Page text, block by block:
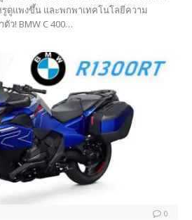
ดูแพงขึ้น และพกพาเทคโนโลยีความ
ว! BMW C 400…
0